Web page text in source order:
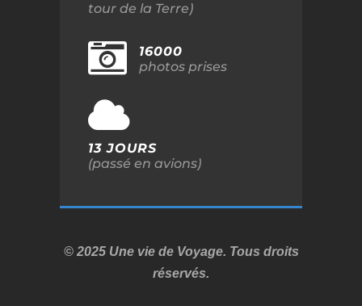
tour de la Terre)
16000
photos prises
13 JOURS
(passé en avions)
© 2025 Une vie de Voyage. Tous droits
réservés.